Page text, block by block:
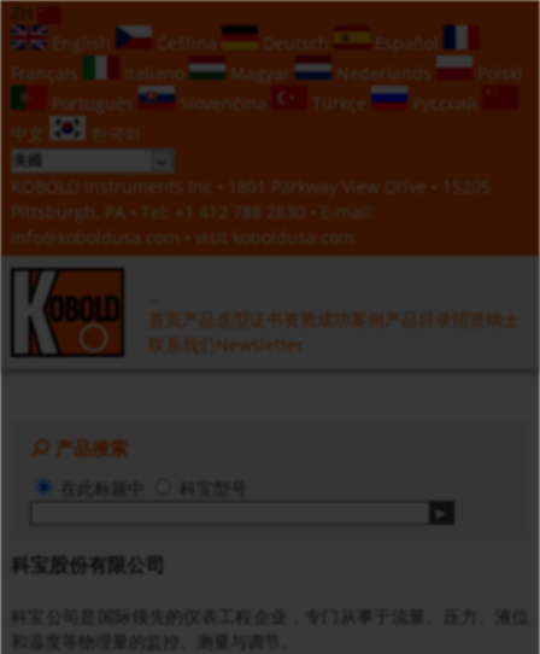
English
Čeština Deutsch
Español
Français
Italiano Magyar Nederlands
Polski
Português
Slovenčina Türkçe
Русский
中文
한국의
KOBOLD Instruments Inc • 1801 Parkway View Drive • 15205
Pittsburgh, PA • Tel:
+1 412 788 2830 • E-mail:
info@koboldusa.com • visit koboldusa.com
首页 产品选型 证书资质 成功案例 产品目录 招贤纳士
联系我们 Newsletter
产品搜索
在此标题中 科宝型号
科宝股份有限公司
科宝公司是国际领先的仪表工程企业，专门从事于流量、压力、液位
和温度等物理量的监控、测量与调节。